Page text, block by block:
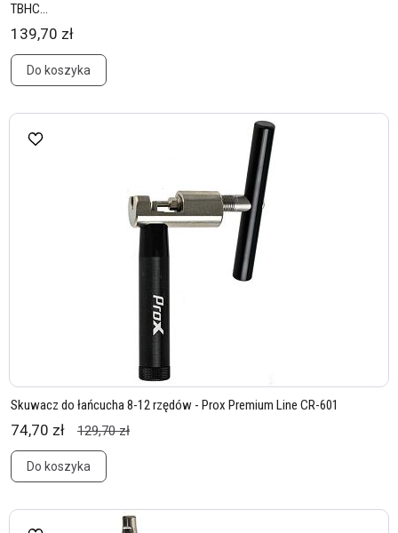
TBHC...
139,70 zł
Do koszyka
Skuwacz do łańcucha 8-12 rzędów - Prox Premium Line CR-601
74,70 zł 129,70 zł
Do koszyka